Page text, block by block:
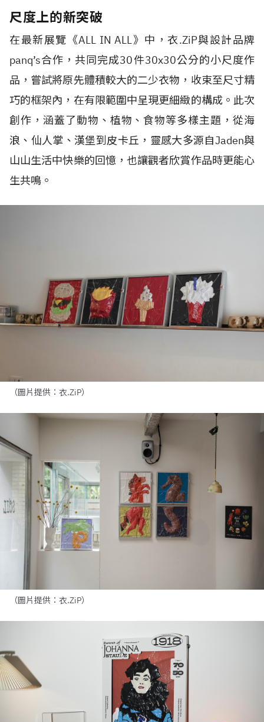
尺度上的新突破
在最新展覽《ALL IN ALL》中，衣.ZiP與設計品牌
panq’s合作，共同完成30件30x30公分的小尺度作
品，嘗試將原先體積較大的二少衣物，收束至尺寸精
巧的框架內，在有限範圍中呈現更細緻的構成。此次
創作，涵蓋了動物、植物、食物等多樣主題，從海
浪、仙人掌、漢堡到皮卡丘，靈感大多源自Jaden與
山山生活中快樂的回憶，也讓觀者欣賞作品時更能心
生共鳴。
（圖片提供：衣.ZiP）
（圖片提供：衣.ZiP）